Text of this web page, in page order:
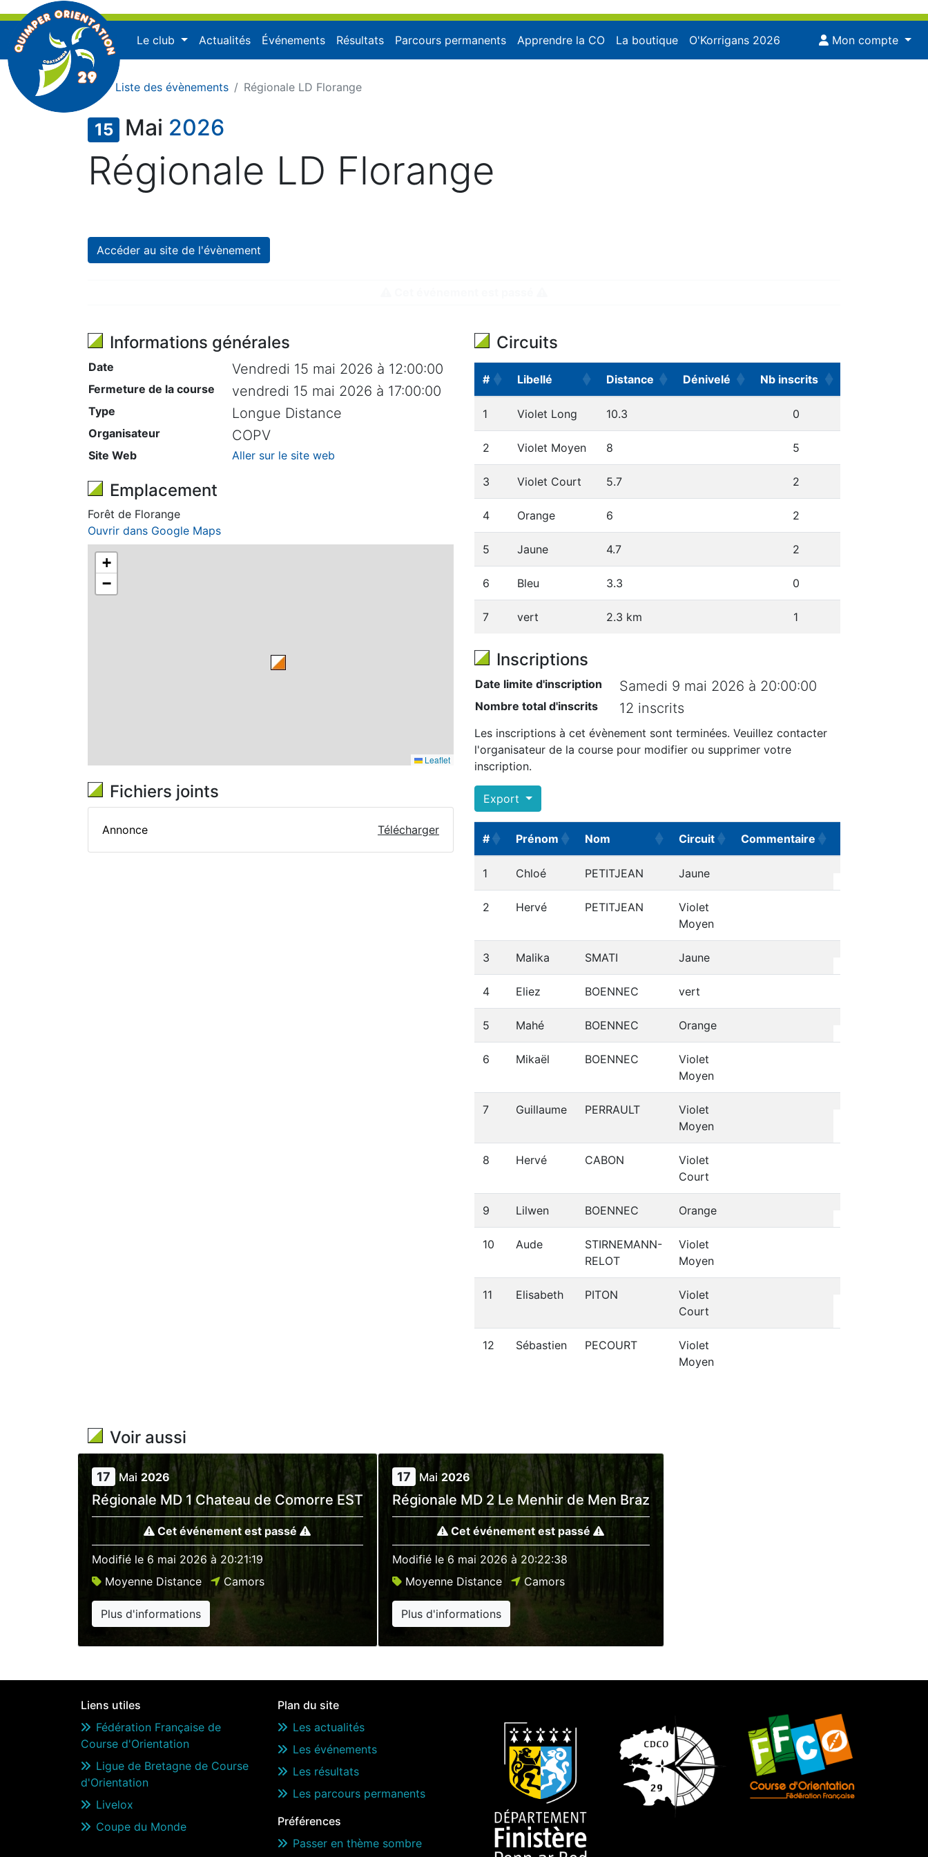
Le club Actualités Événements Résultats Parcours permanents Apprendre la CO La boutique O'Korrigans 2026 Mon compte
Liste des évènements Régionale LD Florange
15 Mai 2026
Régionale LD Florange
Accéder au site de l'évènement
Informations générales
Date Vendredi 15 mai 2026 à 12:00:00
Fermeture de la course vendredi 15 mai 2026 à 17:00:00
Type Longue Distance
Organisateur COPV
Site Web Aller sur le site web
Emplacement
Forêt de Florange
Ouvrir dans Google Maps
+
−
Leaflet
Fichiers joints
Annonce Télécharger
Circuits
# Libellé Distance Dénivelé
Nb inscrits
1 Violet Long 10.3 0
2 Violet Moyen 8 5
3 Violet Court 5.7 2
4 Orange 6 2
5 Jaune 4.7 2
6 Bleu 3.3 0
7 vert 2.3 km 1
Inscriptions
Date limite d'inscription Samedi 9 mai 2026 à 20:00:00
Nombre total d'inscrits 12 inscrits
Les inscriptions à cet évènement sont terminées. Veuillez contacter
l'organisateur de la course pour modifier ou supprimer votre
inscription.
Export
# Prénom Nom Circuit Commentaire
Prénom
1 Chloé PETITJEAN Jaune
2 Hervé PETITJEAN
Violet
Moyen
3 Malika SMATI Jaune
4 Eliez BOENNEC vert
5 Mahé BOENNEC Orange
6 Mikaël BOENNEC
Violet
Moyen
7 Guillaume PERRAULT
Violet
Moyen
8 Hervé CABON
Violet
Court
9 Lilwen BOENNEC Orange
10 Aude
STIRNEMANN-
RELOT
Violet
Moyen
11 Elisabeth PITON
Violet
Court
12 Sébastien PECOURT
Violet
Moyen
Voir aussi
17 Mai 2026
Régionale MD 1 Chateau de Comorre EST
Cet événement est passé
Modifié le 6 mai 2026 à 20:21:19
Moyenne Distance
Camors
Plus d'informations
17 Mai 2026
Régionale MD 2 Le Menhir de Men Braz
Cet événement est passé
Modifié le 6 mai 2026 à 20:22:38
Moyenne Distance
Camors
Plus d'informations
Liens utiles
Fédération Française de
Course d'Orientation
Ligue de Bretagne de Course
d'Orientation
Livelox
Coupe du Monde
Plan du site
Les actualités
Les événements
Les résultats
Les parcours permanents
Préférences
Passer en thème sombre